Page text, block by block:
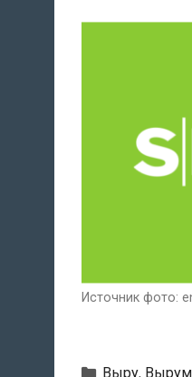
Источник фото:
Рубрики
Выру,